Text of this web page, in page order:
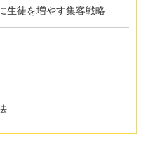
生徒を増やす集客戦略